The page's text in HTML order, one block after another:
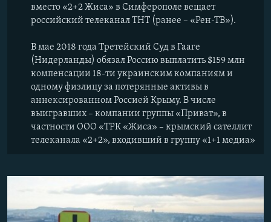
вместо «2+2 Жиса» в Симферополе вещает
российский телеканал ТНТ (ранее – «Рен-ТВ»).
В мае 2018 года Третейский Суд в Гааге
(Нидерланды) обязал Россию выплатить $159 млн
компенсации 18-ти украинским компаниям и
одному физлицу за потерянные активы в
аннексированном Россией Крыму. В числе
выигравших – компании группы «Приват», в
частности ООО «ТРК «Жиса» – крымский сателлит
телеканала «2+2», входивший в группу «1+1 медиа»